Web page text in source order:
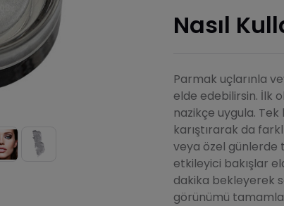
Nasıl
Parmak uçlarınla
elde edebilirsin. İlk
nazikçe uygula.
karıştırarak da
veya özel günlerde
etkileyici bakışlar
dakika bekleyerek
görünümü